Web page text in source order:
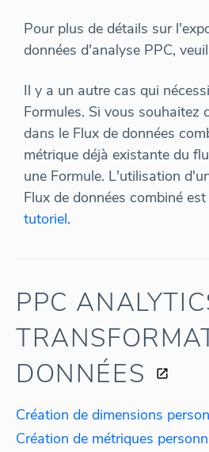
Pour plus de détails sur
données d'analyse PPC,
Il y a un autre cas qui
Formules. Si vous souhaitez
dans le Flux de données
métrique déjà existante du
une Formule. L'utilisation
Flux de données combiné
tutoriel.
PPC
DONNÉES
Création de dimensions
Création de métriques